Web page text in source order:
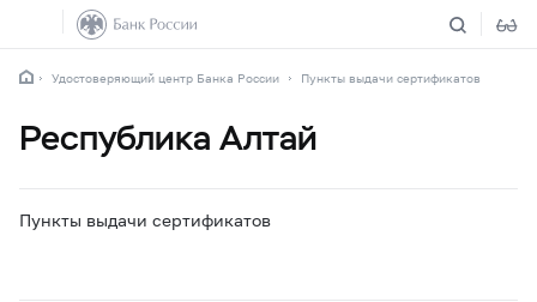
Удостоверяющий центр Банка России Пункты выдачи сертификатов
Республика Алтай
Пункты выдачи сертификатов